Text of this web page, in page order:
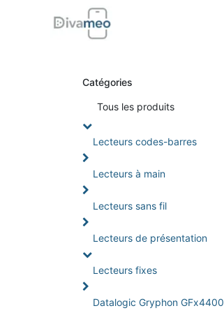
Catégories
Tous les produits
Lecteurs codes-barres
Lecteurs à main
Lecteurs sans fil
Lecteurs de présentation
Lecteurs fixes
Datalogic Gryphon GFx4400